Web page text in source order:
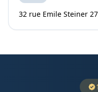
32 rue Emile Steiner